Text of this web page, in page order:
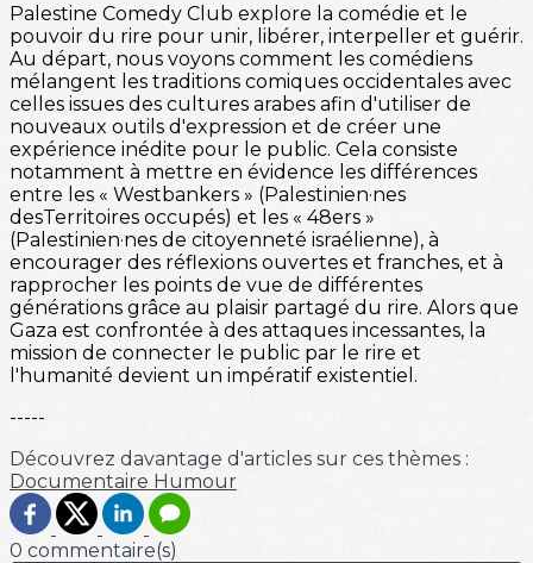
Palestine Comedy Club explore la comédie et le
pouvoir du rire pour unir, libérer, interpeller et guérir.
Au départ, nous voyons comment les comédiens
mélangent les traditions comiques occidentales avec
celles issues des cultures arabes afin d'utiliser de
nouveaux outils d'expression et de créer une
expérience inédite pour le public. Cela consiste
notamment à mettre en évidence les différences
entre les « Westbankers » (Palestinien·nes
desTerritoires occupés) et les « 48ers »
(Palestinien·nes de citoyenneté israélienne), à
encourager des réflexions ouvertes et franches, et à
rapprocher les points de vue de différentes
générations grâce au plaisir partagé du rire. Alors que
Gaza est confrontée à des attaques incessantes, la
mission de connecter le public par le rire et
l'humanité devient un impératif existentiel.
-----
Découvrez davantage d'articles sur ces thèmes :
Documentaire Humour
0 commentaire(s)